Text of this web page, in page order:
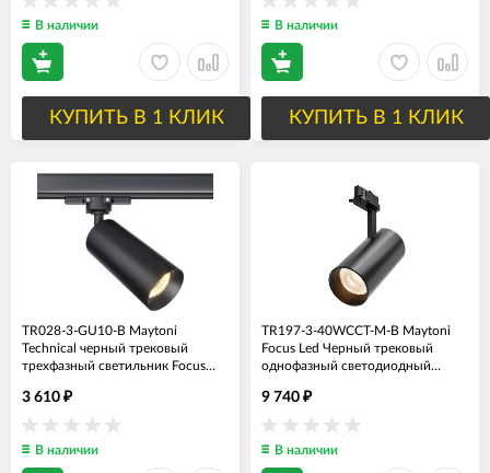
В наличии
КУПИТЬ В 1 КЛИК
В наличии
КУПИТЬ В 1 КЛИК
TR028-3-GU10-B Maytoni
Technical черный трековый
трехфазный светильник Focus
3 610 ₽
В наличии
TR197-3-40WCCT-M-B Maytoni
Focus Led Черный трековый
однофазный светодиодный
5000K
9 740 ₽
В наличии